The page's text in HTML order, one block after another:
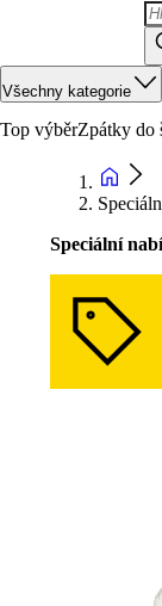
Všechny kategorie
Top výběrZpátky do
Speciální